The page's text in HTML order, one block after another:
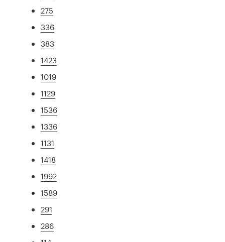
275
336
383
1423
1019
1129
1536
1336
1131
1418
1992
1589
291
286